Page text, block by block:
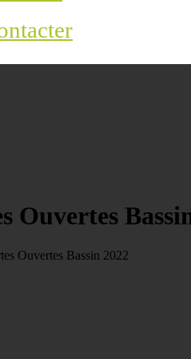
Ouvertes
Ouvertes Bassin 2022